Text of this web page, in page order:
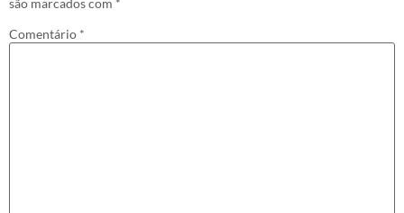
são marcados com *
Comentário *